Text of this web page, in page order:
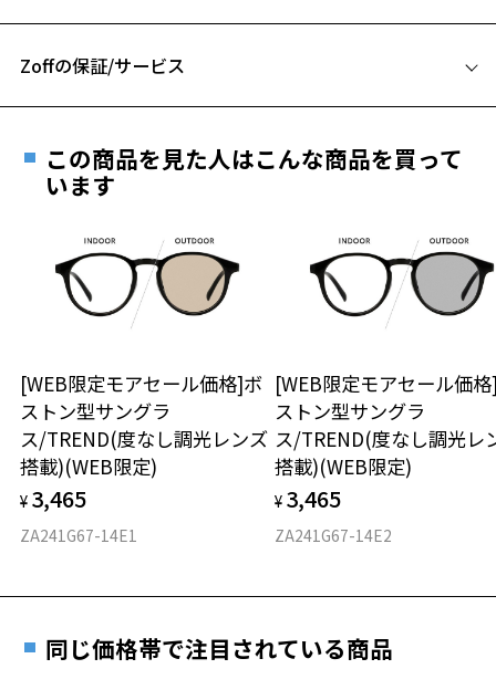
レンズの材質：プラスチック(コーティング)
テンプルの材質：プラスチック(塗装)
可視光線透過率：10%
使用上の注意：高温のところに置いたり、傷をつけるような金属と一
緒にしまわないようご注意下さい。
※アウトレット商品は、販売から一定期間経過した商品などです。キ
B ブリッジ(鼻部分)の横幅：16mm
お持ちのZoffメガネサイズを確認するには？
仕上がり寸法
重さ
フレームとレンズの合計料金を知りたい方へ
Zoffの保証/サービス
Zoffならではの安心サポート
安心1 フレーム１年間品質保証
商品不良により生じた破損等の不具合は、お渡し
日または発送日より１年間修理又は交換させて頂
※保証期間内に交換が行われた場合、保証期間は初期の期間から
延長されません。
安心2 視力測定無料
視力の変化を早めに発見するために、定期的な視
力測定をおすすめいたします。
フレームの歪みやかかり具合の調整・クリーニン
グは、全国のZoff店舗にていつでも対応いたしま
この商品を見た人はこんな商品を買って
います
[WEB限定モアセール価格]ボ
ストン型サングラ
ス/TREND(度なし調光レンズ
搭載)(WEB限定)
¥ 3,465
ZA241G67-14E1
[WEB限定モアセール価
ストン型サングラ
ス/TREND(度なし調光レ
搭載)(WEB限定)
¥ 3,465
ZA241G67-14E2
同じ価格帯で注目されている商品